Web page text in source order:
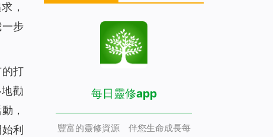
，
步
打
勸
，
利
每日靈修app
豐富的靈修資源 伴您生命成長每